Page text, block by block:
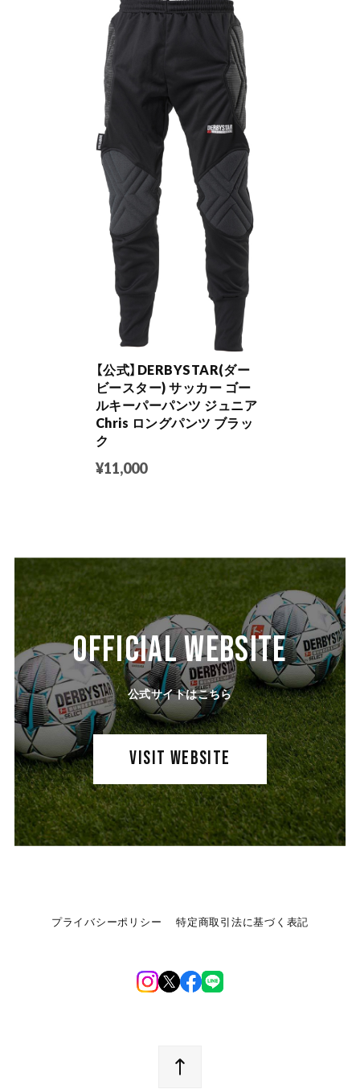
【公式】DERBYSTAR(ダー
ビースター) サッカー ゴー
ルキーパーパンツ ジュニア
Chris ロングパンツ ブラッ
ク
¥11,000
OFFICIAL WEBSITE
公式サイトはこちら
VISIT WEBSITE
プライバシーポリシー 特定商取引法に基づく表記